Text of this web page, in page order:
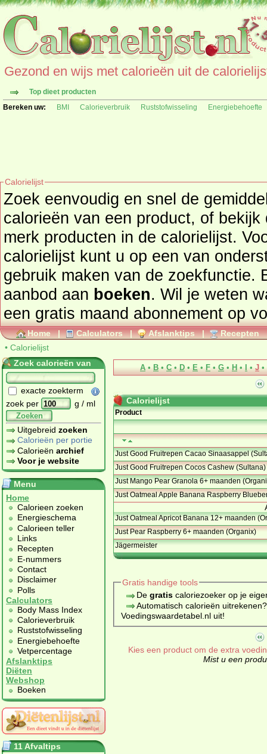
Gezond en wijs met calorieën uit de
Top dieet producten
Bereken uw:
BMI Calorieverbruik Ruststofwisseling Energiebehoefte
Calorielijst
Zoek eenvoudig en snel de
calorieën van een product, of
merk producten in de calorielijst.
calorielijst kunt u op een van
gebruik maken van de zoekfunctie.
aanbod aan boeken. Wil je weten
een gratis maand abonnement op
Home | Calculators | Afslanktips | Recepten
• Calorielijst
Zoek calorieën van
exacte zoekterm
zoek per
g / ml
Zoeken
Uitgebreid zoeken
Calorieën per portie
Calorieën archief
Voor je website
Menu
Home
Calorieen zoeken
Energieschema
Calorieen teller
Links
Recepten
E-nummers
Contact
Disclaimer
Polls
Calculators
Body Mass Index
Calorieverbruik
Ruststofwisseling
Energiebehoefte
Vetpercentage
Afslanktips
Diëten
Webshop
Boeken
11 Afvaltips
A • B • C • D • E • F • G • H • • J •
Calorielijst
Product
Just Good Fruitrepen Cacao Sinaasappel
Just Good Fruitrepen Cocos Cashew (Sultana)
Just Mango Pear Granola 6+ maanden
Just Oatmeal Apple Banana Raspberry
Just Oatmeal Apricot Banana 12+ maanden
Just Pear Raspberry 6+ maanden (Organix)
Jägermeister
Gratis handige tools
De gratiscaloriezoeker op je
Automatisch calorieën
Voedingswaardetabel.nl uit!
Kies een product om de extra
Mist u een